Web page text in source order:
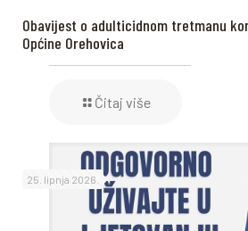
Obavijest o adulticidnom tretmanu
Općine Orehovica
Čitaj više
25. lipnja 2026.